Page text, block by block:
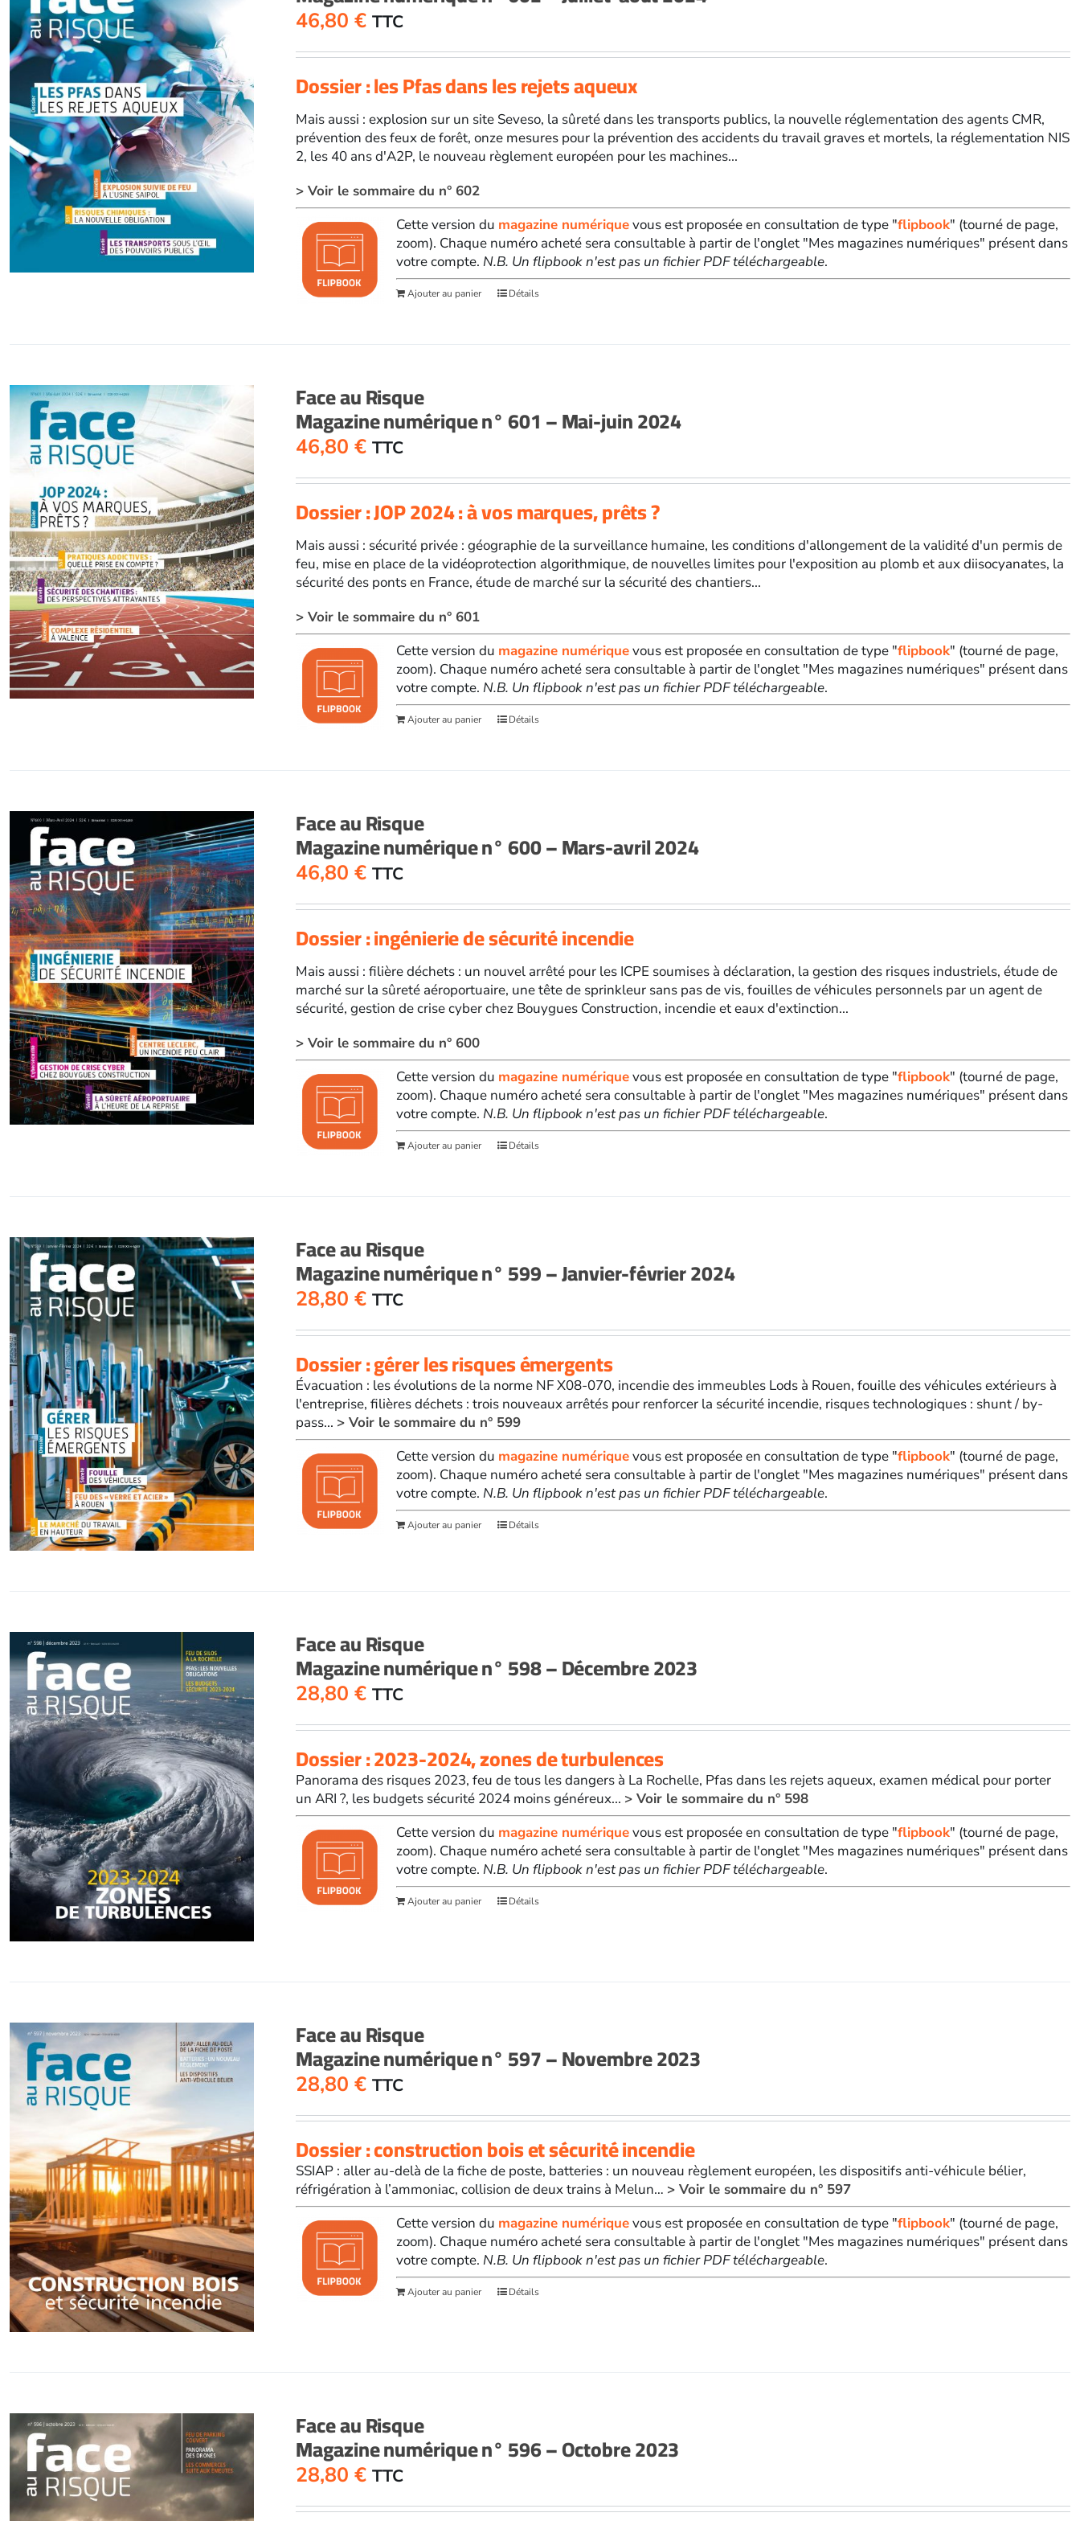
46,80€ TTC
Dossier : les Pfas dans les rejets aqueux
Mais aussi : explosion sur un site Seveso, la sûreté dans les transports publics, la nouvelle réglementation des agents CMR,
prévention des feux de forêt, onze mesures pour la prévention des accidents du travail graves et mortels, la réglementation NIS
2, les 40 ans d'A2P, le nouveau règlement européen pour les machines...
> Voir le sommaire du n° 602
Cette version du magazine numériquevous est proposée en consultation de type "flipbook" (tourné de page,
zoom). Chaque numéro acheté sera consultable à partir de l'onglet "Mes magazines numériques" présent dans
votre compte. N.B. Un flipbook n'est pas un fichier PDF téléchargeable.
Ajouter au panier Détails
Face au Risque
Magazine numérique n° 601 – Mai-juin 2024
46,80€ TTC
Dossier : JOP 2024 : à vos marques, prêts ?
Mais aussi : sécurité privée : géographie de la surveillance humaine, les conditions d'allongement de la validité d'un permis de
feu, mise en place de la vidéoprotection algorithmique, de nouvelles limites pour l'exposition au plomb et aux diisocyanates, la
sécurité des ponts en France, étude de marché sur la sécurité des chantiers...
> Voir le sommaire du n° 601
Cette version du magazine numériquevous est proposée en consultation de type "flipbook" (tourné de page,
zoom). Chaque numéro acheté sera consultable à partir de l'onglet "Mes magazines numériques" présent dans
votre compte. N.B. Un flipbook n'est pas un fichier PDF téléchargeable.
Ajouter au panier Détails
Face au Risque
Magazine numérique n° 600 – Mars-avril 2024
46,80€ TTC
Dossier : ingénierie de sécurité incendie
Mais aussi : filière déchets : un nouvel arrêté pour les ICPE soumises à déclaration, la gestion des risques industriels, étude de
marché sur la sûreté aéroportuaire, une tête de sprinkleur sans pas de vis, fouilles de véhicules personnels par un agent de
sécurité, gestion de crise cyber chez Bouygues Construction, incendie et eaux d'extinction...
> Voir le sommaire du n° 600
Cette version du magazine numériquevous est proposée en consultation de type "flipbook" (tourné de page,
zoom). Chaque numéro acheté sera consultable à partir de l'onglet "Mes magazines numériques" présent dans
votre compte. N.B. Un flipbook n'est pas un fichier PDF téléchargeable.
Ajouter au panier Détails
Face au Risque
Magazine numérique n° 599 – Janvier-février 2024
28,80€ TTC
Dossier : gérer les risques émergents
Évacuation : les évolutions de la norme NF X08-070, incendie des immeubles Lods à Rouen, fouille des véhicules extérieurs à
l'entreprise, filières déchets : trois nouveaux arrêtés pour renforcer la sécurité incendie, risques technologiques : shunt / by-
pass... > Voir le sommaire du n° 599
Cette version du magazine numériquevous est proposée en consultation de type "flipbook" (tourné de page,
zoom). Chaque numéro acheté sera consultable à partir de l'onglet "Mes magazines numériques" présent dans
votre compte. N.B. Un flipbook n'est pas un fichier PDF téléchargeable.
Ajouter au panier Détails
Face au Risque
Magazine numérique n° 598 – Décembre 2023
28,80€ TTC
Dossier : 2023-2024, zones de turbulences
Panorama des risques 2023, feu de tous les dangers à La Rochelle, Pfas dans les rejets aqueux, examen médical pour porter
un ARI ?, les budgets sécurité 2024 moins généreux... > Voir le sommaire du n° 598
Cette version du magazine numériquevous est proposée en consultation de type "flipbook" (tourné de page,
zoom). Chaque numéro acheté sera consultable à partir de l'onglet "Mes magazines numériques" présent dans
votre compte. N.B. Un flipbook n'est pas un fichier PDF téléchargeable.
Ajouter au panier Détails
Face au Risque
Magazine numérique n° 597 – Novembre 2023
28,80€ TTC
Dossier : construction bois et sécurité incendie
SSIAP : aller au-delà de la fiche de poste, batteries : un nouveau règlement européen, les dispositifs anti-véhicule bélier,
réfrigération à l’ammoniac, collision de deux trains à Melun… > Voir le sommaire du n° 597
Cette version du magazine numériquevous est proposée en consultation de type "flipbook" (tourné de page,
zoom). Chaque numéro acheté sera consultable à partir de l'onglet "Mes magazines numériques" présent dans
votre compte. N.B. Un flipbook n'est pas un fichier PDF téléchargeable.
Ajouter au panier Détails
Face au Risque
Magazine numérique n° 596 – Octobre 2023
28,80€ TTC